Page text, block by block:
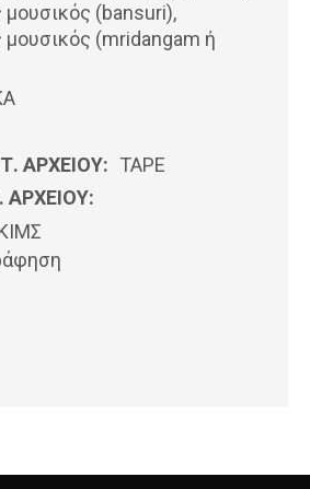
(bansuri),
μουσικός (mridangam ή
ΑΡΧΕΙΟΥ: ΤΑΡΕ